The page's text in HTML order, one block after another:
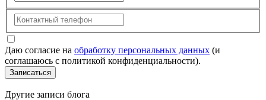
Даю согласие на обработку персональных данных (и
соглашаюсь с политикой конфиденциальности).
Записаться
Другие записи блога